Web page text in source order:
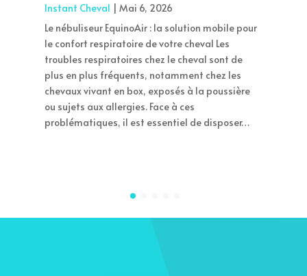
Instant Cheval | Mai 6, 2026
Solutions salines EquinoAir 2,5 % vs 5 % : quelles
différences et comment choisir ? Les solutions
salines hypertoniques sont devenues un
incontournable pour soutenir la respiration du
cheval, que ce soit en prévention ou lors
d’épisodes d’encombrement. Chez EquinoAir,
deux concentrations principales sont proposées